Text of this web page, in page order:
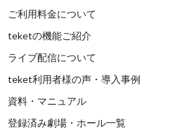
ご利用料金について
teketの機能ご紹介
ライブ配信について
teket利用者様の声・導入事例
資料・マニュアル
登録済み劇場・ホール一覧